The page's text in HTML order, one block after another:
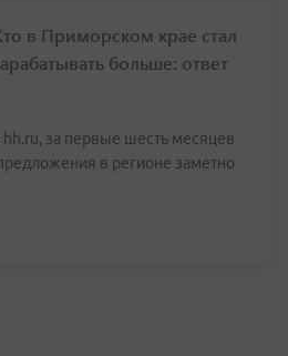
в Приморском крае стал
больше: ответ
за первые шесть месяцев
в регионе заметно